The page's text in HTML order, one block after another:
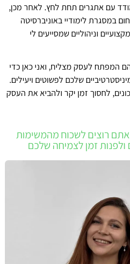
עם אתגרים תחת לחץ. לאחר מכן,
במסגרת לימודיי באוניברסיטה
וניהוליים שמסייעים לי
המפתח לעסק מצליח, ואני כאן כדי
שלכם לפשוטים ויעילים.
לחסוך זמן יקר ולהביא את העסק
רוצים לשכוח מהמשימות
ולפנות זמן לצמיחה שלכם